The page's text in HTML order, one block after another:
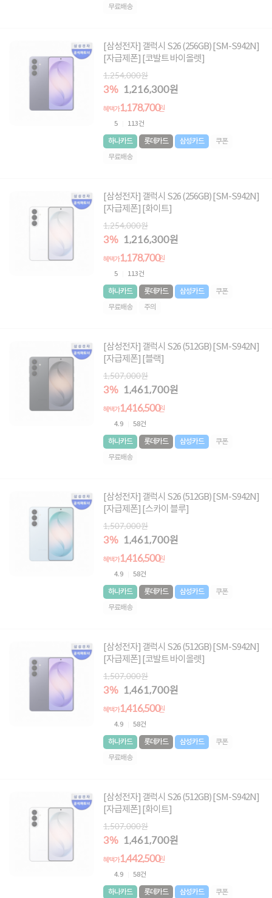
무료배송
[삼성전자] 갤럭시 S26 (256GB) [SM-S942N]
[자급제폰] [코발트 바이올렛]
1,254,000원
3% 1,216,300원
혜택가1,178,700원
5 113건
하나카드 롯데카드 삼성카드
쿠폰
무료배송
[삼성전자] 갤럭시 S26 (256GB) [SM-S942N]
[자급제폰] [화이트]
1,254,000원
3% 1,216,300원
혜택가1,178,700원
5 113건
하나카드 롯데카드 삼성카드
쿠폰
무료배송
주의
[삼성전자] 갤럭시 S26 (512GB) [SM-S942N]
[자급제폰] [블랙]
1,507,000원
3% 1,461,700원
혜택가1,416,500원
4.9 58건
하나카드 롯데카드 삼성카드
쿠폰
무료배송
[삼성전자] 갤럭시 S26 (512GB) [SM-S942N]
[자급제폰] [스카이 블루]
1,507,000원
3% 1,461,700원
혜택가1,416,500원
4.9 58건
하나카드 롯데카드 삼성카드
쿠폰
무료배송
[삼성전자] 갤럭시 S26 (512GB) [SM-S942N]
[자급제폰] [코발트 바이올렛]
1,507,000원
3% 1,461,700원
혜택가1,416,500원
4.9 58건
하나카드 롯데카드 삼성카드
쿠폰
무료배송
[삼성전자] 갤럭시 S26 (512GB) [SM-S942N]
[자급제폰] [화이트]
1,507,000원
3% 1,461,700원
혜택가1,442,500원
4.9 58건
하나카드 롯데카드 삼성카드 쿠폰